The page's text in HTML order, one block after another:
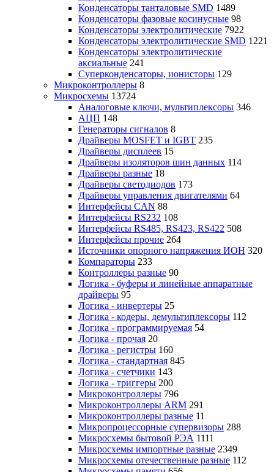
Конденсаторы танталовые SMD 1489
Конденсаторы фазовые косинусные 98
Конденсаторы электролитические 7922
Конденсаторы электролитические SMD 1221
Конденсаторы электролитические
аксиальные 241
Суперконденсаторы, ионисторы 129
Микроконтроллеры 8
Микросхемы 13724
Аналоговые ключи, мультиплексоры 346
АЦП 148
Генераторы сигналов 8
Драйверы MOSFET и IGBT 235
Драйверы дисплеев 15
Драйверы изоляторов шин данных 114
Драйверы разные 18
Драйверы светодиодов 173
Драйверы управления двигателями 64
Интерфейсы CAN 88
Интерфейсы RS232 108
Интерфейсы RS485, RS423, RS422 508
Интерфейсы прочие 264
Источники опорного напряжения ИОН 320
Компараторы 233
Контроллеры разные 90
Логика - буферы и линейные аппаратные
драйверы 95
Логика - инвертеры 25
Логика - кодеры, демультиплексоры 112
Логика - программируемая 54
Логика - прочая 20
Логика - регистры 160
Логика - стандартная 845
Логика - счетчики 143
Логика - триггеры 200
Микроконтроллеры 796
Микроконтроллеры ARM 291
Микроконтроллеры разные 11
Микропроцессорные супервизоры 288
Микросхемы бытовой РЭА 1111
Микросхемы импортные разные 2349
Микросхемы отечественные разные 112